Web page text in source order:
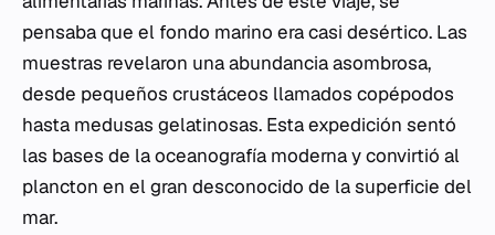
pensaba que el fondo marino era casi desértico. Las
muestras revelaron una abundancia asombrosa,
desde pequeños crustáceos llamados copépodos
hasta medusas gelatinosas. Esta expedición sentó
las bases de la oceanografía moderna y convirtió al
plancton en el gran desconocido de la superficie del
mar.